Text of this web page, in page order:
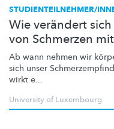
STUDIENTEILNEHMER/
Wie verändert
von Schmerzen
Ab wann nehmen wir
sich unser
wirkt e...
University of Luxembourg